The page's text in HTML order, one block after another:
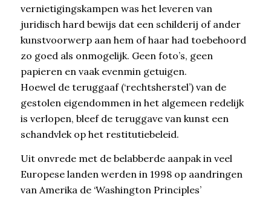
vernietigingskampen was het leveren van
juridisch hard bewijs dat een schilderij of ander
kunstvoorwerp aan hem of haar had toebehoord
zo goed als onmogelijk. Geen foto’s, geen
papieren en vaak evenmin getuigen.
Hoewel de teruggaaf (‘rechtsherstel’) van de
gestolen eigendommen in het algemeen redelijk
is verlopen, bleef de teruggave van kunst een
schandvlek op het restitutiebeleid.
Uit onvrede met de belabberde aanpak in veel
Europese landen werden in 1998 op aandringen
van Amerika de ‘Washington Principles’